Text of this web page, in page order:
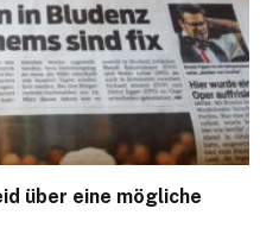
über eine mögliche